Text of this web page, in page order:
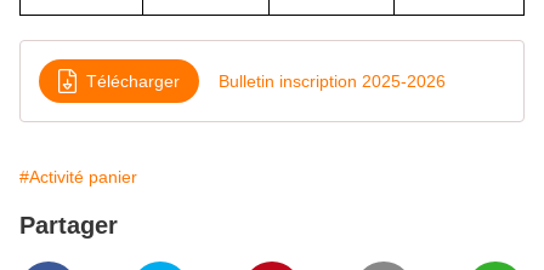
Télécharger Bulletin inscription 2025-2026
#Activité panier
Partager